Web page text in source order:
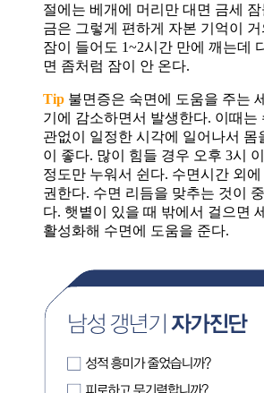
절에는 베개에 머리만 대면 금세 잠
금은 그렇게 편하게 자본 기억이
잠이 들어도 1~2시간 만에 깨는데
면 좀처럼 잠이 안 온다.
Tip 불면증은 숙면에 도움을 주는
기에 감소하면서 발생한다. 이때는
관없이 일정한 시각에 일어나서 몸
이 좋다. 많이 힘들 경우 오후 3시
정도만 누워서 쉰다. 수면시간 외
권한다. 수면 리듬을 맞추는 것이
다. 햇볕이 있을 때 밖에서 걸으면
활성화해 수면에 도움을 준다.